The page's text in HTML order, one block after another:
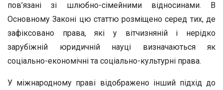
пов’язані зі шлюбно-сімейними відносинами. В
Основному Законі цю статтю розміщено серед тих, де
зафіксовано права, які у вітчизняній і нерідко
зарубіжній юридичній науці визначаються як
соціально-економічні та соціально-культурні права.
У міжнародному праві відображено інший підхід до